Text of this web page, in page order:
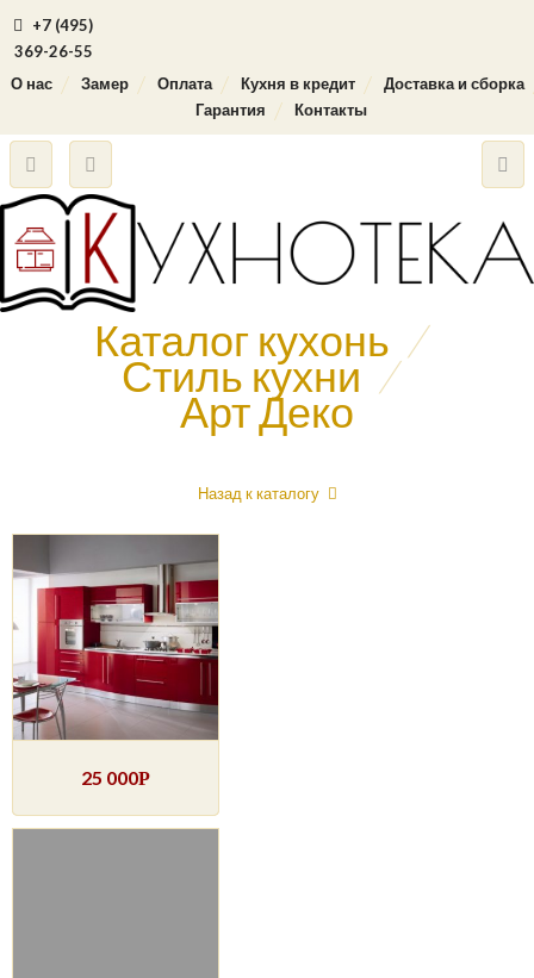
+7 (495)
369-26-55
О нас
Замер Оплата Кухня в кредит
Доставка и сборка
Гарантия
Контакты
Каталог кухонь /
Стиль кухни /
Арт Деко
Назад к каталогу
25 000Р